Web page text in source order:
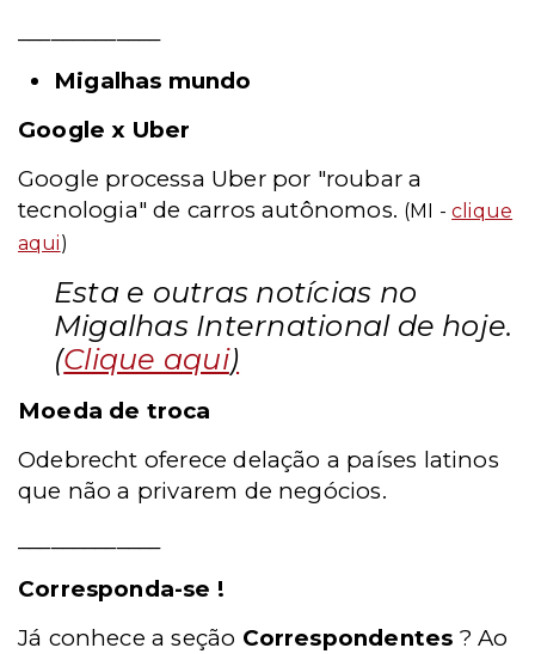
Migalhas mundo
Google x Uber
Google processa Uber por "roubar a
tecnologia" de carros autônomos. (MI -clique
aqui)
Esta e outras notícias no
Migalhas International de hoje.
(Clique aqui)
Moeda de troca
Odebrecht oferece delação a países latinos
que não a privarem de negócios.
Corresponda-se !
Já conhece a seção Correspondentes ? Ao